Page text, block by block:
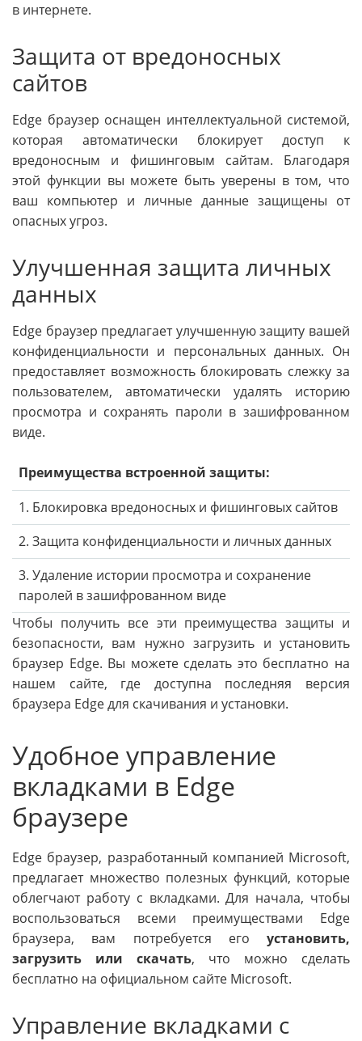
в интернете.
Защита от вредоносных
сайтов
Edge браузер оснащен интеллектуальной системой,
которая автоматически блокирует доступ к
вредоносным и фишинговым сайтам. Благодаря
этой функции вы можете быть уверены в том, что
ваш компьютер и личные данные защищены от
опасных угроз.
Улучшенная защита личных
данных
Edge браузер предлагает улучшенную защиту вашей
конфиденциальности и персональных данных. Он
предоставляет возможность блокировать слежку за
пользователем, автоматически удалять историю
просмотра и сохранять пароли в зашифрованном
виде.
Преимущества встроенной защиты:
1. Блокировка вредоносных и фишинговых сайтов
2. Защита конфиденциальности и личных данных
3. Удаление истории просмотра и сохранение
паролей в зашифрованном виде
Чтобы получить все эти преимущества защиты и
безопасности, вам нужно загрузить и установить
браузер Edge. Вы можете сделать это бесплатно на
нашем сайте, где доступна последняя версия
браузера Edge для скачивания и установки.
Удобное управление
вкладками в Edge
браузере
Edge браузер, разработанный компанией Microsoft,
предлагает множество полезных функций, которые
облегчают работу с вкладками. Для начала, чтобы
воспользоваться всеми преимуществами Edge
браузера, вам потребуется его установить,
загрузить или скачать, что можно сделать
бесплатно на официальном сайте Microsoft.
Управление вкладками с